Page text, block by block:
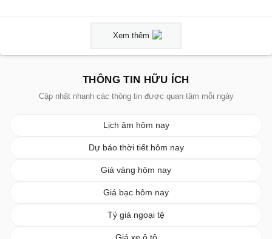
Xem thêm
THÔNG TIN HỮU ÍCH
Cập nhật nhanh các thông tin được quan tâm mỗi ngày
Lịch âm hôm nay
Dự báo thời tiết hôm nay
Giá vàng hôm nay
Giá bạc hôm nay
Tỷ giá ngoại tệ